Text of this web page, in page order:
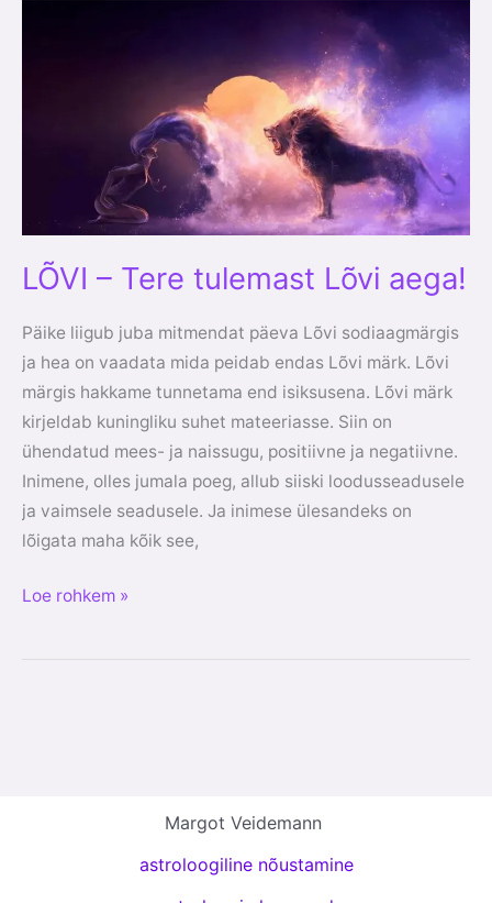
LÕVI – Tere tulemast Lõvi aega!
Päike liigub juba mitmendat päeva Lõvi sodiaagmärgis
ja hea on vaadata mida peidab endas Lõvi märk. Lõvi
märgis hakkame tunnetama end isiksusena. Lõvi märk
kirjeldab kuningliku suhet mateeriasse. Siin on
ühendatud mees- ja naissugu, positiivne ja negatiivne.
Inimene, olles jumala poeg, allub siiski loodusseadusele
ja vaimsele seadusele. Ja inimese ülesandeks on
lõigata maha kõik see,
Loe rohkem »
Margot Veidemann
astroloogiline nõustamine